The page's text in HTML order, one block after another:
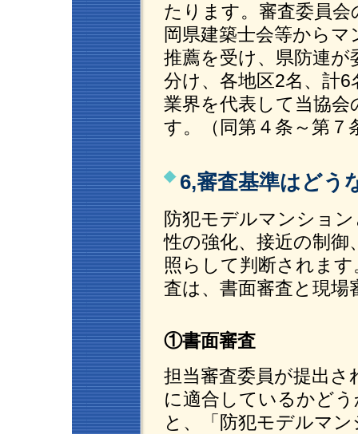
たります。審査委員
岡県建築士会等から
推薦を受け、県防連が
分け、各地区2名、計
業界を代表して当協
す。（同第４条～第７
6,審査基準はどう
防犯モデルマンショ
性の強化、接近の制御
照らして判断されます
査は、書面審査と現
①書面審査
担当審査委員が提出
に適合しているかど
と、「防犯モデルマ